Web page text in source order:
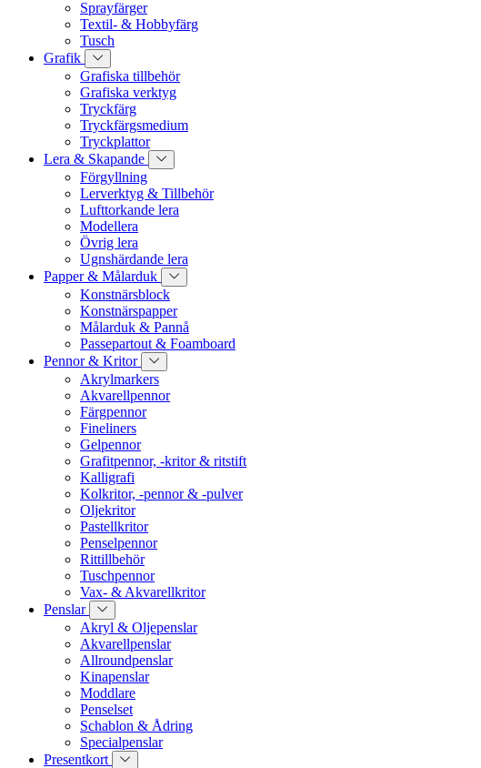
Sprayfärger
Textil- & Hobbyfärg
Tusch
Grafik
Grafiska tillbehör
Grafiska verktyg
Tryckfärg
Tryckfärgsmedium
Tryckplattor
Lera & Skapande
Förgyllning
Lerverktyg & Tillbehör
Lufttorkande lera
Modellera
Övrig lera
Ugnshärdande lera
Papper & Målarduk
Konstnärsblock
Konstnärspapper
Målarduk & Pannå
Passepartout & Foamboard
Pennor & Kritor
Akrylmarkers
Akvarellpennor
Färgpennor
Fineliners
Gelpennor
Grafitpennor, -kritor & ritstift
Kalligrafi
Kolkritor, -pennor & -pulver
Oljekritor
Pastellkritor
Penselpennor
Rittillbehör
Tuschpennor
Vax- & Akvarellkritor
Penslar
Akryl & Oljepenslar
Akvarellpenslar
Allroundpenslar
Kinapenslar
Moddlare
Penselset
Schablon & Ådring
Specialpenslar
Presentkort